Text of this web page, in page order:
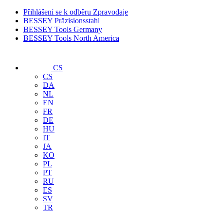
Přihlášení se k odběru Zpravodaje
BESSEY Präzisionsstahl
BESSEY Tools Germany
BESSEY Tools North America
CS
CS
DA
NL
EN
FR
DE
HU
IT
JA
KO
PL
PT
RU
ES
SV
TR